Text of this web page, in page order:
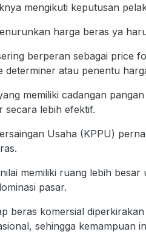
mengikuti keputusan
harga beras ya
berperan sebagai price
determiner atau penentu
memiliki cadangan
secara lebih efektif.
Usaha (KPPU)
memiliki ruang lebih besar
pasar.
beras komersial
sehingga kemampuan